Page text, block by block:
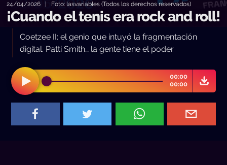
24/04/2026 | Foto: lasvariables (Todos los derechos reservados)
¡Cuando el tenis era rock and roll!
Coetzee II: el genio que intuyó la fragmentación
digital. Patti Smith… la gente tiene el poder
00:00
00:00